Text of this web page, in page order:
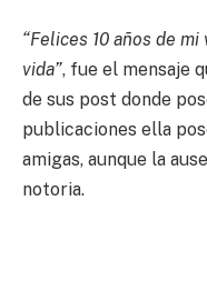
“Felices 10 años de
vida”, fue el mensaje
de sus post donde
publicaciones ella
amigas, aunque la
notoria.